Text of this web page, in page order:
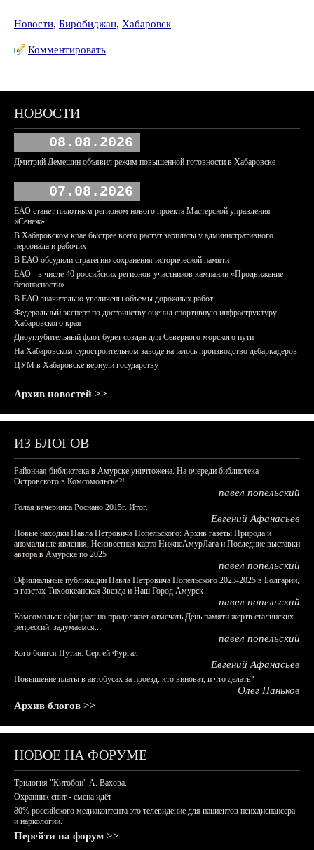
Новости, Биробиджан, Хабаровск
Комментировать
НОВОСТИ
08.08.2026
Дмитрий Демешин объявил режим повышенной готовности в Хабаровске
07.08.2026
ЕАО станет пилотным регионом нового проекта Мастерской управления
«Сенеж»
В Хабаровском крае быстрее всего растут зарплаты у административного
персонала и рабочих
В ЕАО обсудили стратегию сохранения исторической памяти
ЕАО - в числе 40 российских регионов-участников кампании «Продвижение
безопасности»
В ЕАО значительно увеличены объемы дорожных работ
Федеральный эксперт по достоинству оценил спортивную инфраструктуру
Хабаровского края
Дноуглубительный флот будет создан для Северного морского пути
На Хабаровском судостроительном заводе началось производство дебаркадеров
ЦУМ в Хабаровске вернули государству
Архив новостей >>
ИЗ БЛОГОВ
Районная библиотека в Амурске уничтожена. На очереди библиотека
Островского в Комсомольске?!
павел попельский
Голая вечеринка Роснано 2015г. Итог.
Евгений Афанасьев
Новые находки Павла Петровича Попельского: Архив газеты Природа и
аномальные явления, Неизвестная карта НижнеАмурЛага и Последние выставки
автора в Амурске по 2025
павел попельский
Официальные публикации Павла Петровича Попельского 2023-2025 в Болгарии,
в газетах Тихоокеанская Звезда и Наш Город Амурск
павел попельский
Комсомольск официально продолжает отмечать День памяти жертв сталинских
репрессий: задумаемся...
павел попельский
Кого боится Путин: Сергей Фургал
Евгений Афанасьев
Повышение платы в автобусах за проезд: кто виноват, и что делать?
Олег Паньков
Архив блогов >>
НОВОЕ НА ФОРУМЕ
Трилогия "Китобои" А. Вахова.
Охранник спит - смена идёт
80% российского медиаконтента это телевидение для пациентов психдиспансера
и наркологии.
Перейти на форум >>